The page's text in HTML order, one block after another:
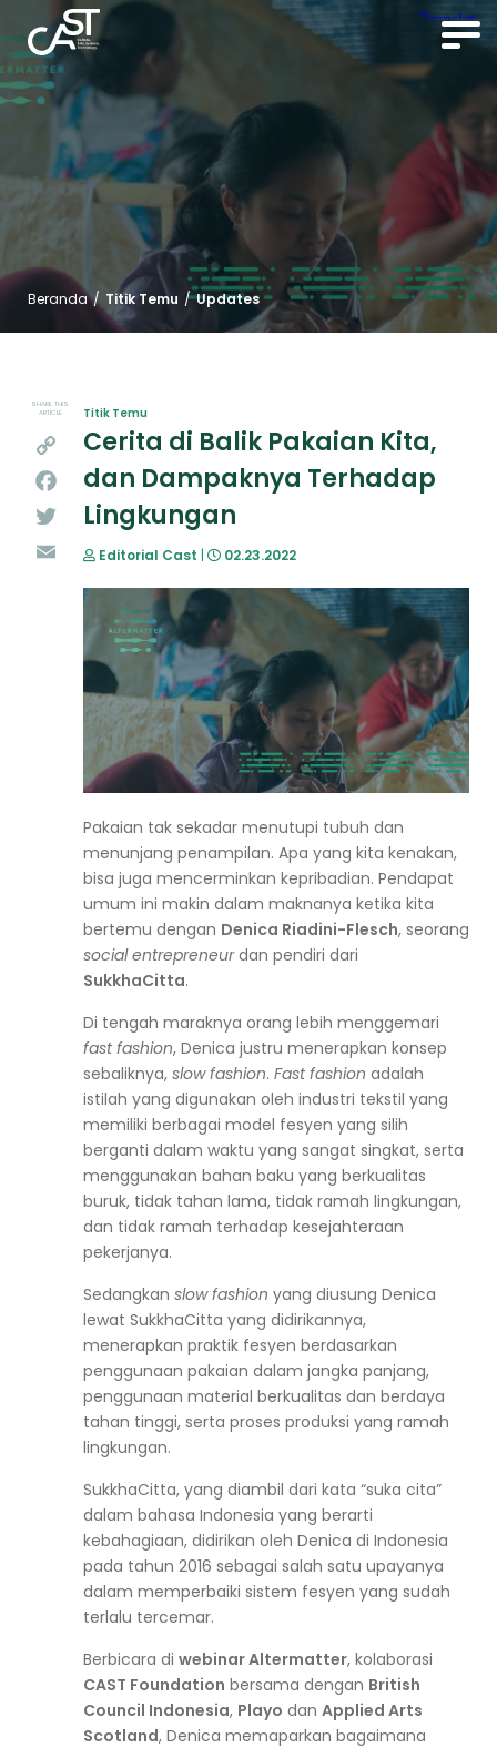
Beranda / Titik Temu / Updates
SHARE THIS
ARTICLE
Facebook
Titik Temu
Cerita di Balik Pakaian Kita,
dan Dampaknya Terhadap
Lingkungan
Editorial Cast | 02.23.2022
Pakaian tak sekadar menutupi tubuh dan
menunjang penampilan. Apa yang kita kenakan,
bisa juga mencerminkan kepribadian. Pendapat
umum ini makin dalam maknanya ketika kita
bertemu dengan Denica Riadini-Flesch, seorang
social entrepreneurdan pendiri dari
SukkhaCitta.
Di tengah maraknya orang lebih menggemari
fast fashion, Denica justru menerapkan konsep
sebaliknya, slow fashion. Fast fashion adalah
istilah yang digunakan oleh industri tekstil yang
memiliki berbagai model fesyen yang silih
berganti dalam waktu yang sangat singkat, serta
menggunakan bahan baku yang berkualitas
buruk, tidak tahan lama, tidak ramah lingkungan,
dan tidak ramah terhadap kesejahteraan
pekerjanya.
Sedangkan slow fashion yang diusung Denica
lewat SukkhaCitta yang didirikannya,
menerapkan praktik fesyen berdasarkan
penggunaan pakaian dalam jangka panjang,
penggunaan material berkualitas dan berdaya
tahan tinggi, serta proses produksi yang ramah
lingkungan.
SukkhaCitta, yang diambil dari kata “suka cita”
dalam bahasa Indonesia yang berarti
kebahagiaan, didirikan oleh Denica di Indonesia
pada tahun 2016 sebagai salah satu upayanya
dalam memperbaiki sistem fesyen yang sudah
terlalu tercemar.
Berbicara di webinar Altermatter, kolaborasi
CAST Foundation bersama dengan British
Council Indonesia, Playo dan Applied Arts
Scotland, Denica memaparkan bagaimana